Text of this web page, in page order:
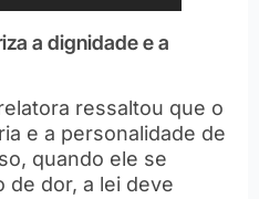
a dignidade e a
ressaltou que o
e a personalidade de
quando ele se
de dor, a lei deve